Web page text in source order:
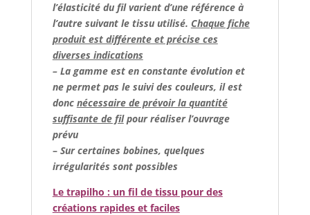
l’élasticité du fil varient d’une référence à
l’autre suivant le tissu utilisé. Chaque fiche
produit est différente et précise ces
diverses indications
– La gamme est en constante évolution et
ne permet pas le suivi des couleurs, il est
donc nécessaire de prévoir la quantité
suffisante de filpour réaliser l’ouvrage
prévu
– Sur certaines bobines, quelques
irrégularités sont possibles
Le trapilho : un fil de tissu pour des
créations rapides et faciles